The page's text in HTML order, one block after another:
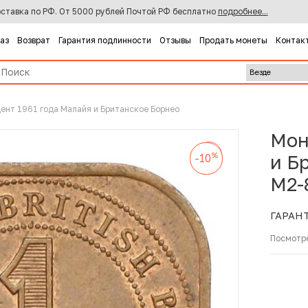
по РФ. От 5000 рублей Почтой РФ бесплатно подробнее...
Возврат Гарантия подлинности Отзывы Продать монеты
1961 года Малайя и Британское Борнео
-10%
-10%
-10%
и